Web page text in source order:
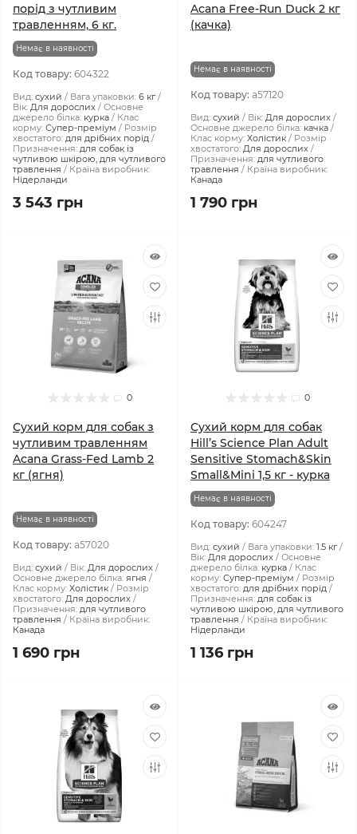
порід з чутливим
травленням, 6 кг.
Немає в наявності
Код товару: 604322
Вид: сухий Вага упаковки: 6 кг
Вік: Для дорослих
Основне
джерело білка: курка
Клас
корму: Супер-преміум
Розмір
хвостатого: для дрібних порід
Призначення: для собак із
чутливою шкірою, для чутливого
травлення
Країна виробник:
Нідерланди
3 543 грн
Acana Free-Run Duck 2 кг
(качка)
Немає в наявності
Код товару: a57120
Вид: сухий Вік: Для дорослих
Основне джерело білка: качка
Клас корму: Холістик
Розмір
хвостатого: Для дорослих
Призначення: для чутливого
травлення
Країна виробник:
Канада
1 790 грн
0
Сухий корм для собак з
чутливим травленням
Acana Grass-Fed Lamb 2
кг (ягня)
Немає в наявності
Код товару: a57020
Вид: сухий Вік: Для дорослих
Основне джерело білка: ягня
Клас корму: Холістик
Розмір
хвостатого: Для дорослих
Призначення: для чутливого
травлення
Країна виробник:
Канада
1 690 грн
0
Сухий корм для собак
Hill’s Science Plan Adult
Sensitive Stomach&Skin
Small&Mini 1,5 кг - курка
Немає в наявності
Код товару: 604247
Вид: сухий Вага упаковки: 1.5 кг
Вік: Для дорослих
Основне
джерело білка: курка
Клас
корму: Супер-преміум
Розмір
хвостатого: для дрібних порід
Призначення: для собак із
чутливою шкірою, для чутливого
травлення
Країна виробник:
Нідерланди
1 136 грн